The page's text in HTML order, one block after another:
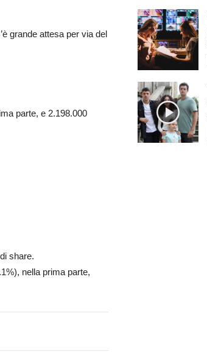
grande attesa per via del
parte, e 2.198.000
share.
nella prima parte,